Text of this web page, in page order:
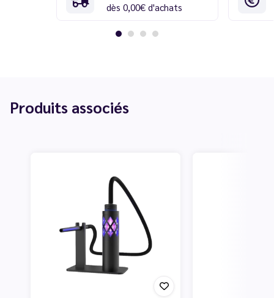
dès 0,00€ d'achats
Produits associés